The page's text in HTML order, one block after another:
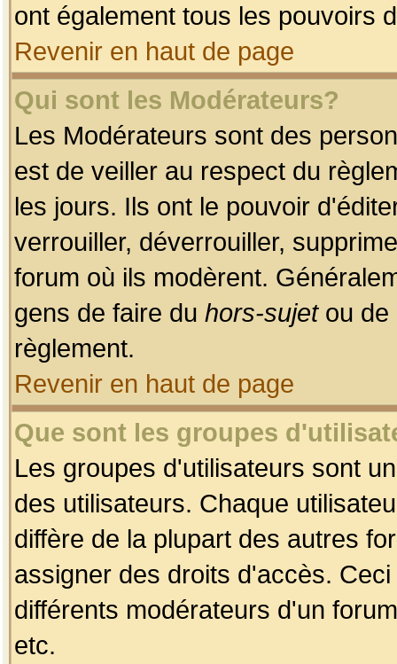
ont également tous les pouvoirs
Revenir en haut de page
Qui sont les Modérateurs?
Les Modérateurs sont des
est de veiller au respect du
les jours. Ils ont le pouvoir
verrouiller, déverrouiller,
forum où ils modèrent.
gens de faire du hors-sujetou de
règlement.
Revenir en haut de page
Que sont les groupes
Les groupes d'utilisateurs sont
des utilisateurs. Chaque
diffère de la plupart des autres
assigner des droits d'accès.
différents modérateurs d'un
etc.